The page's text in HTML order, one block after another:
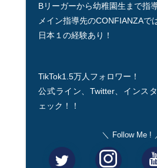
Bリーガーから幼稚園生まで指
メイン指導先のCONFIANZAで
日本１の経験あり！
TikTok1.5万人フォロワー！
公式ライン、Twitter、インス
ェック！！
Follow Me !